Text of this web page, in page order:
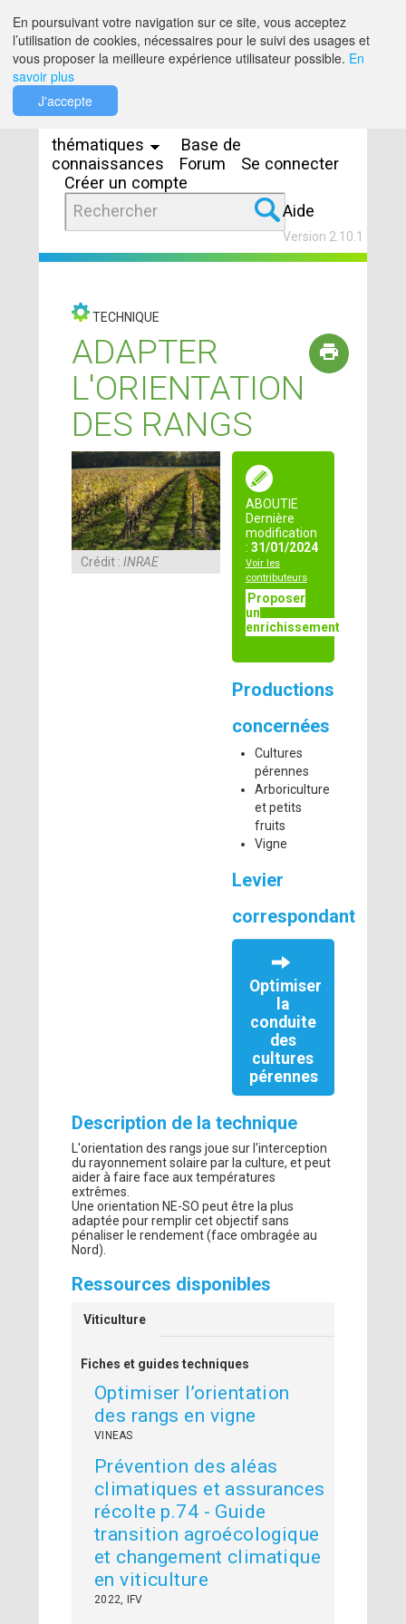
thématiques
Base de
connaissances
Forum
Se connecter
Créer un compte
Aide
Version 2.10.1
TECHNIQUE
ADAPTER
L'ORIENTATION
DES RANGS
ABOUTIE
Dernière
modification
: 31/01/2024
Voir les
contributeurs
Proposer
un
enrichissement
Productions
concernées
Cultures
pérennes
Arboriculture
et petits
fruits
Vigne
Levier
correspondant
Optimiser
la
conduite
des
cultures
pérennes
Crédit :INRAE
Description de la technique
L'orientation des rangs joue sur l'interception
du rayonnement solaire par la culture, et peut
aider à faire face aux températures
extrêmes.
Une orientation NE-SO peut être la plus
adaptée pour remplir cet objectif sans
pénaliser le rendement (face ombragée au
Nord).
Ressources disponibles
Viticulture
Fiches et guides techniques
Optimiser l’orientation
des rangs en vigne
VINEAS
Prévention des aléas
climatiques et assurances
récolte p.74 - Guide
transition agroécologique
et changement climatique
en viticulture
2022, IFV
En poursuivant votre navigation sur ce site, vous acceptez
l’utilisation de cookies, nécessaires pour le suivi des usages et
vous proposer la meilleure expérience utilisateur possible. En
savoir plus
J'accepte